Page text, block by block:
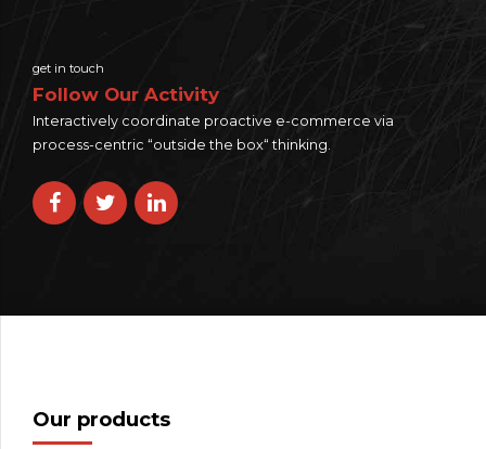
get in touch
Follow Our Activity
Interactively coordinate proactive e-commerce via
process-centric “outside the box“ thinking.
Our products